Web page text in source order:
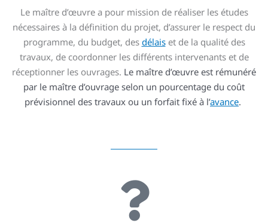
Le maître d’œuvre a pour mission de réaliser les études
nécessaires à la définition du projet, d’assurer le respect du
programme, du budget, des délaiset de la qualité des
travaux, de coordonner les différents intervenants et de
réceptionner les ouvrages. Le maître d’œuvre est rémunéré
par le maître d’ouvrage selon un pourcentage du coût
prévisionnel des travaux ou un forfait fixé à l’avance.